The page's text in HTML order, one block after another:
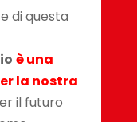
di questa
è una
la nostra
il futuro